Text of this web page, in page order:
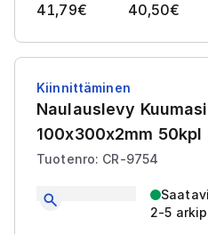
41,79€ 40,50€
Kiinnittäminen
Naulauslevy
100x300x2mm 50kpl
Tuotenro: CR-9754
2-5